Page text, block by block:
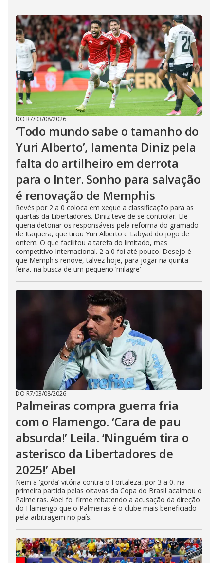
DO R7/03/08/2026
‘Todo mundo sabe o tamanho do
Yuri Alberto’, lamenta Diniz pela
falta do artilheiro em derrota
para o Inter. Sonho para salvação
é renovação de Memphis
Revés por 2 a 0 coloca em xeque a classificação para as
quartas da Libertadores. Diniz teve de se controlar. Ele
queria detonar os responsáveis pela reforma do gramado
de Itaquera, que tirou Yuri Alberto e Labyad do jogo de
ontem. O que facilitou a tarefa do limitado, mas
competitivo Internacional. 2 a 0 foi até pouco. Desejo é
que Memphis renove, talvez hoje, para jogar na quinta-
feira, na busca de um pequeno ‘milagre’
DO R7/03/08/2026
Palmeiras compra guerra fria
com o Flamengo. ‘Cara de pau
absurda!’ Leila. ‘Ninguém tira o
asterisco da Libertadores de
2025!’ Abel
Nem a ‘gorda’ vitória contra o Fortaleza, por 3 a 0, na
primeira partida pelas oitavas da Copa do Brasil acalmou o
Palmeiras. Abel foi firme rebatendo a acusação da direção
do Flamengo que o Palmeiras é o clube mais beneficiado
pela arbitragem no país.